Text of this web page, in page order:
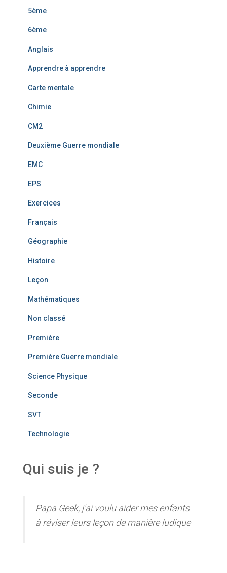
5ème
6ème
Anglais
Apprendre à apprendre
Carte mentale
Chimie
CM2
Deuxième Guerre mondiale
EMC
EPS
Exercices
Français
Géographie
Histoire
Leçon
Mathématiques
Non classé
Première
Première Guerre mondiale
Science Physique
Seconde
SVT
Technologie
Qui suis je ?
Papa Geek, j'ai voulu aider mes enfants
à réviser leurs leçon de manière ludique